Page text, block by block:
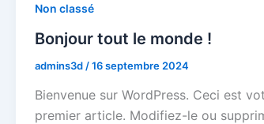
Non classé
Bonjour tout le monde !
admins3d /16 septembre 2024
Bienvenue sur WordPress. Ceci est
premier article. Modifiez-le ou